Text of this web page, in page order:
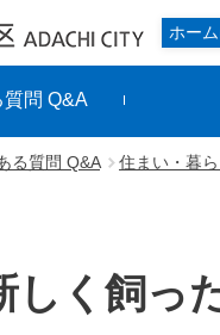
足立区
ホー
質問 Q&A
る質問 Q&A 住まい・暮ら
しく飼っ